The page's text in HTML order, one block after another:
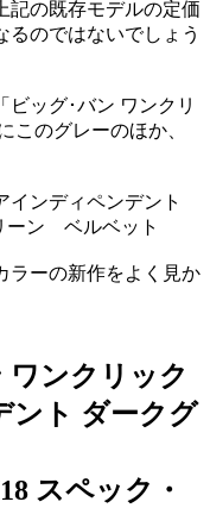
記の既存モデルの定価
るのではないでしょう
ビッグ･バン ワンクリ
このグレーのほか、
ラーの新作をよく見か
ワンクリック
ント ダークグ
スペック・